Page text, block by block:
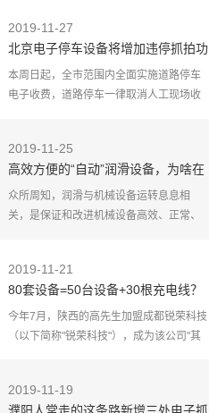
那就是恐怖组织和
2019-11-27
北京电子停车设备将增加违停抓拍功
能
本周日起，全市范围内全面实施道路停车
电子收费，道路停车一律取消人工现场收
设备的补充，提高
2019-11-25
高效方便的“自动”润滑设备，为啥在
海外大卖而在国内却无人问津？
众所周知，润滑与机械设备运转息息相
关，是保证和改进机械设备高效、正常、
因此润滑对机械设备来
2019-11-21
80套设备=50台设备+30根充电线？
涉事公司：充电线也是设备
今年7月，陕西的高先生加盟成都锐荣科技
（以下简称"锐荣科技"），成为该公司"其
为他提供80套
2019-11-19
濮阳人常走的这条路新增三处电子抓